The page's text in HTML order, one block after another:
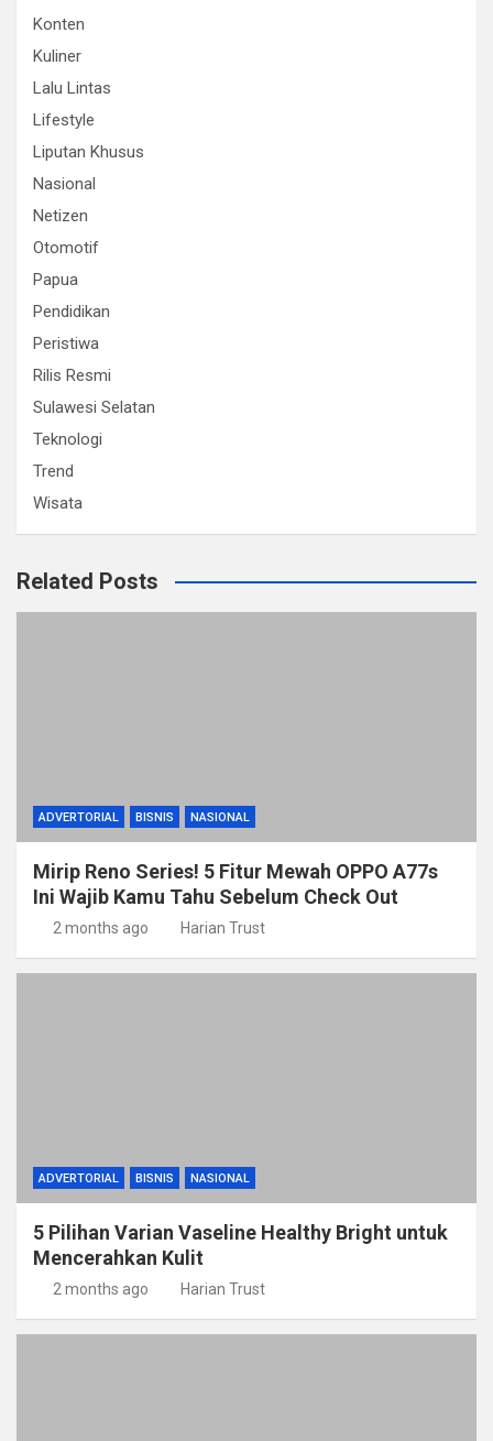
Konten
Kuliner
Lalu Lintas
Lifestyle
Liputan Khusus
Nasional
Netizen
Otomotif
Papua
Pendidikan
Peristiwa
Rilis Resmi
Sulawesi Selatan
Teknologi
Trend
Wisata
Related Posts
ADVERTORIAL BISNIS NASIONAL
Mirip Reno Series! 5 Fitur Mewah OPPO A77s
Ini Wajib Kamu Tahu Sebelum Check Out
2 months ago Harian Trust
ADVERTORIAL BISNIS NASIONAL
5 Pilihan Varian Vaseline Healthy Bright untuk
Mencerahkan Kulit
2 months ago Harian Trust